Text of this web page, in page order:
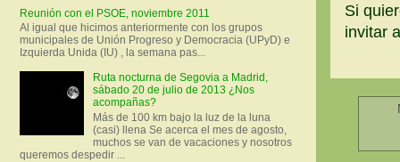
Si
invitar
Reunión con el PSOE, noviembre 2011
Al igual que hicimos anteriormente con los grupos
municipales de Unión Progreso y Democracia (UPyD) e
Izquierda Unida (IU) , la semana pas...
Ruta nocturna de Segovia a Madrid,
sábado 20 de julio de 2013 ¿Nos
acompañas?
Más de 100 km bajo la luz de la luna
(casi) llena Se acerca el mes de agosto,
muchos se van de vacaciones y nosotros
queremos despedir ...